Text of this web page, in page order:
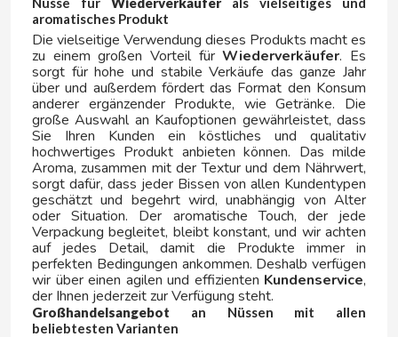
HELL
HERO
HUESITOS
ICEBERG
aromatisches Produkt
Die vielseitige Verwendung dieses Produkts macht es
zu einem großen Vorteil fürWiederverkäufer. Es
sorgt für hohe und stabile Verkäufe das ganze Jahr
über und außerdem fördert das Format den Konsum
anderer ergänzender Produkte, wie Getränke. Die
große Auswahl an Kaufoptionen gewährleistet, dass
Sie Ihren Kunden ein köstliches und qualitativ
hochwertiges Produkt anbieten können. Das milde
Aroma, zusammen mit der Textur und dem Nährwert,
sorgt dafür, dass jeder Bissen von allen Kundentypen
geschätzt und begehrt wird, unabhängig von Alter
oder Situation. Der aromatische Touch, der jede
Verpackung begleitet, bleibt konstant, und wir achten
auf jedes Detail, damit die Produkte immer in
perfekten Bedingungen ankommen. Deshalb verfügen
wir über einen agilen und effizienten Kundenservice,
der Ihnen jederzeit zur Verfügung steht.
Großhandelsangebot an Nüssen mit allen
beliebtesten Varianten